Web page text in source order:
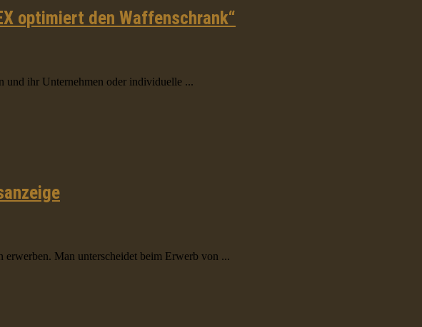
optimiert den Waffenschrank“
und ihr Unternehmen oder individuelle ...
Man unterscheidet beim Erwerb von ...